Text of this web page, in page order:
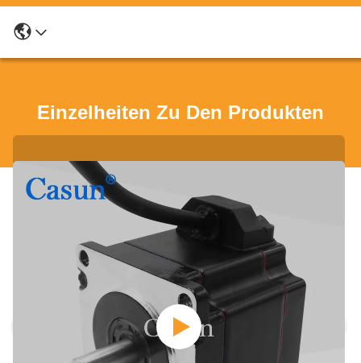
Einzelheiten Zu Den Produkten